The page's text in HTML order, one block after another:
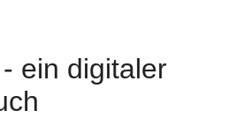
ein digitaler